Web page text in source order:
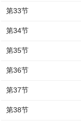
第33节
第34节
第35节
第36节
第37节
第38节